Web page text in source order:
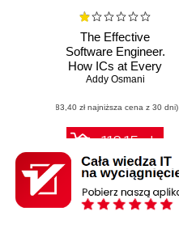
The Effective
Software Engineer.
How ICs at Every
Level Can
Prioritize High-
Value Work, and
Lead Beyond Their
Role
Addy Osmani
(83,40 zł najniższa cena z 30 dni)
118.15 zł
139.00 zł (-15%)